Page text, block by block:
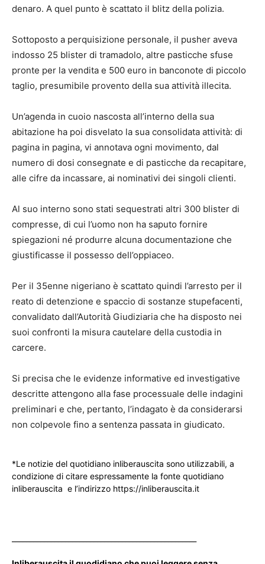
denaro. A quel punto è scattato il blitz della polizia.
Sottoposto a perquisizione personale, il pusher aveva
indosso 25 blister di tramadolo, altre pasticche sfuse
pronte per la vendita e 500 euro in banconote di piccolo
taglio, presumibile provento della sua attività illecita.
Un’agenda in cuoio nascosta all’interno della sua
abitazione ha poi disvelato la sua consolidata attività: di
pagina in pagina, vi annotava ogni movimento, dal
numero di dosi consegnate e di pasticche da recapitare,
alle cifre da incassare, ai nominativi dei singoli clienti.
Al suo interno sono stati sequestrati altri 300 blister di
compresse, di cui l’uomo non ha saputo fornire
spiegazioni né produrre alcuna documentazione che
giustificasse il possesso dell’oppiaceo.
Per il 35enne nigeriano è scattato quindi l’arresto per il
reato di detenzione e spaccio di sostanze stupefacenti,
convalidato dall’Autorità Giudiziaria che ha disposto nei
suoi confronti la misura cautelare della custodia in
carcere.
Si precisa che le evidenze informative ed investigative
descritte attengono alla fase processuale delle indagini
preliminari e che, pertanto, l’indagato è da considerarsi
non colpevole fino a sentenza passata in giudicato.
*Le notizie del quotidiano inliberauscita sono utilizzabili, a
condizione di citare espressamente la fonte quotidiano
inliberauscita e l’indirizzo https://inliberauscita.it